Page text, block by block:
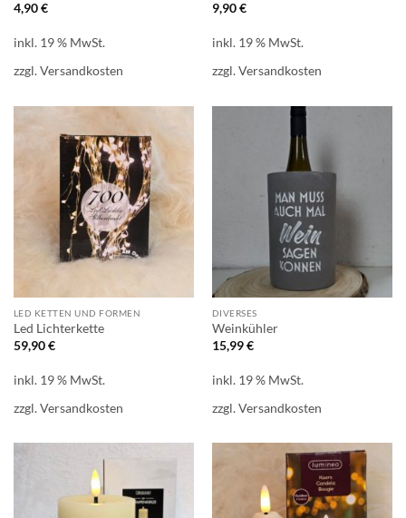
4,90€
inkl. 19 % MwSt.
zzgl.Versandkosten
9,90€
inkl. 19 % MwSt.
zzgl.Versandkosten
LED KETTEN UND FORMEN
Led Lichterkette
59,90€
inkl. 19 % MwSt.
zzgl.Versandkosten
DIVERSES
Weinkühler
15,99€
inkl. 19 % MwSt.
zzgl.Versandkosten